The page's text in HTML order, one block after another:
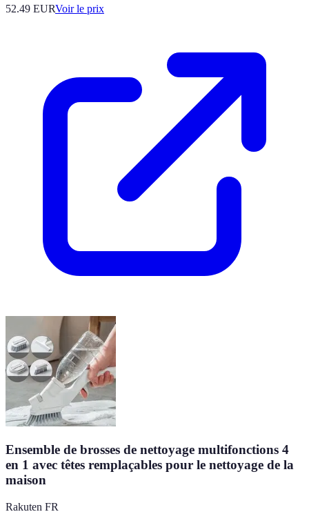
52.49 EURVoir le prix
Ensemble de brosses de nettoyage multifonctions 4
en 1 avec têtes remplaçables pour le nettoyage de la
maison
Rakuten FR